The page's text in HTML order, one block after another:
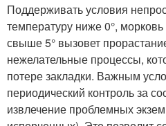
Поддерживать условия
температуру ниже 0°,
свыше 5° вызовет
нежелательные процессы,
потере закладки. Важным
периодический контроль за
извлечение проблемных